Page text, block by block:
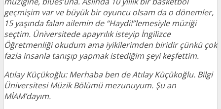
geçmişim var ve büyük bir oyuncu olsam da o dönemler,
15 yaşında falan ailemin de “Haydi!”lemesiyle müziği
seçtim. Üniversitede apayrılık isteyip İngilizce
Öğretmenliği okudum ama iyikilerimden biridir çünkü çok
fazla insanla tanışıp yapmak istediğim şeyi keşfettim.
Atılay Küçükoğlu: Merhaba ben de Atılay Küçükoğlu. Bilgi
Üniversitesi Müzik Bölümü mezunuyum. Şu an
MİAM’dayım.